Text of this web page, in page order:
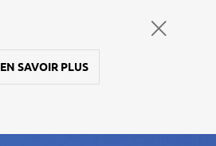
EN SAVOIR PLUS